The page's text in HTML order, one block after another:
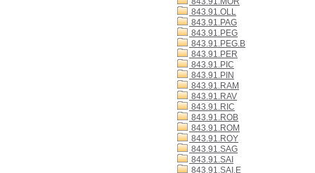
843.91.OLL
843.91.PAG
843.91.PEG
843.91.PEG.B
843.91.PER
843.91.PIC
843.91.PIN
843.91.RAM
843.91.RAV
843.91.RIC
843.91.ROB
843.91.ROM
843.91.ROY
843.91.SAG
843.91.SAI
843.91.SAI.E